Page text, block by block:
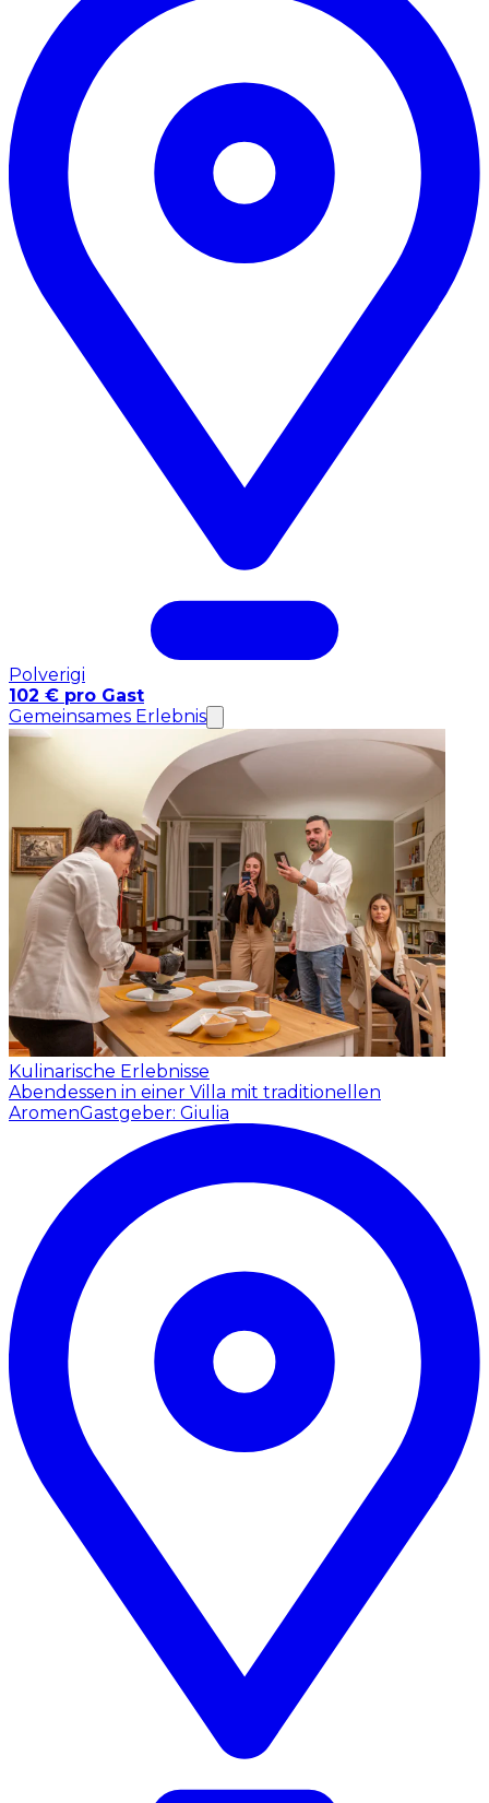
Polverigi
102 € pro Gast
Gemeinsames Erlebnis
Kulinarische Erlebnisse
Abendessen in einer Villa mit traditionellen
AromenGastgeber: Giulia